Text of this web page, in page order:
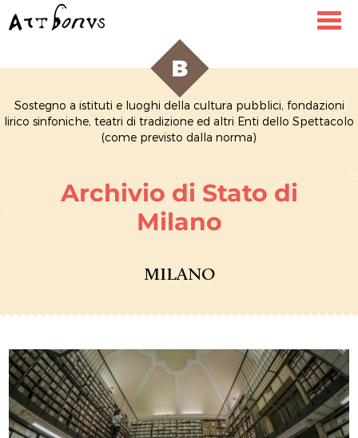
Sostegno a istituti e luoghi della cultura pubblici, fondazioni
lirico sinfoniche, teatri di tradizione ed altri Enti dello Spettacolo
(come previsto dalla norma)
Archivio di Stato di
Milano
MILANO